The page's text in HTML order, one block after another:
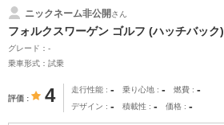
ニックネーム非公開さん
フォルクスワーゲン ゴルフ (ハッチバック)
グレード：-
乗車形式：試乗
評価 4 走行性能 - 乗り心地 - 燃費 -
デザイン - 積載性 - 価格 -